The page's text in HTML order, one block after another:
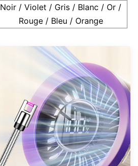
Noir / Violet / Gris / Blanc / Or /
Rouge / Bleu / Orange